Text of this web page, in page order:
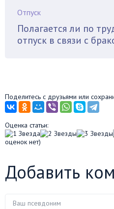
Отпуск
Полагается ли по
отпуск в связи с
Поделитесь с друзьями или
Оценка статьи:
оценок нет)
Добавить